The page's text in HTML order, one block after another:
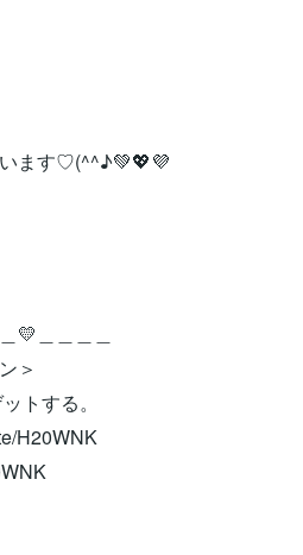
ます♡(^^♪💚💖💜
💛＿＿＿＿
＞
トする。
H20WNK